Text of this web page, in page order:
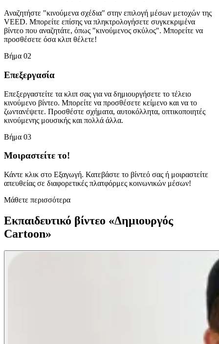
Αναζητήστε "κινούμενα σχέδια" στην επιλογή μέσων μετοχών της
VEED. Μπορείτε επίσης να πληκτρολογήσετε συγκεκριμένα
βίντεο που αναζητάτε, όπως "κινούμενος σκύλος". Μπορείτε να
προσθέσετε όσα κλιπ θέλετε!
Βήμα 02
Επεξεργασία
Επεξεργαστείτε τα κλιπ σας για να δημιουργήσετε το τέλειο
κινούμενο βίντεο. Μπορείτε να προσθέσετε κείμενο και να το
ζωντανέψετε. Προσθέστε σχήματα, αυτοκόλλητα, οπτικοποιητές
κινούμενης μουσικής και πολλά άλλα.
Βήμα 03
Μοιραστείτε το!
Κάντε κλικ στο Εξαγωγή. Κατεβάστε το βίντεό σας ή μοιραστείτε
απευθείας σε διαφορετικές πλατφόρμες κοινωνικών μέσων!
Μάθετε περισσότερα
Εκπαιδευτικό βίντεο «Δημιουργός
Cartoon»